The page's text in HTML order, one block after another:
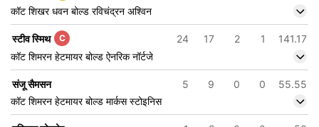
कॉट शिखर धवन बोल्ड रविचंद्रन अश्विन
स्टीव स्मिथ C 24 17 2 1
141.17
कॉट शिमरन हेटमायर बोल्ड ऐनरिक नॉर्टजे
संजू सैमसन 5 9 0 0
55.55
कॉट शिमरन हेटमायर बोल्ड मार्कस स्टोइनिस